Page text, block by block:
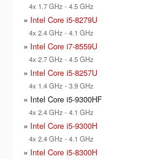
4x 1.7 GHz - 4.5 GHz
» Intel Core i5-8279U
4x 2.4 GHz - 4.1 GHz
» Intel Core i7-8559U
4x 2.7 GHz - 4.5 GHz
» Intel Core i5-8257U
4x 1.4 GHz - 3.9 GHz
» Intel Core i5-9300HF
4x 2.4 GHz - 4.1 GHz
» Intel Core i5-9300H
4x 2.4 GHz - 4.1 GHz
» Intel Core i5-8300H